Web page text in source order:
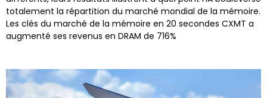
totalement la répartition du marché mondial de la mémoire.
Les clés du marché de la mémoire en 20 secondes CXMT a
augmenté ses revenus en DRAM de 716%